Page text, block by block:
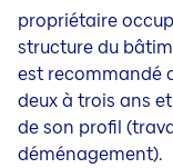
propriétaire
structure du
est recommandé
deux à trois ans
de son profil
déménagement).